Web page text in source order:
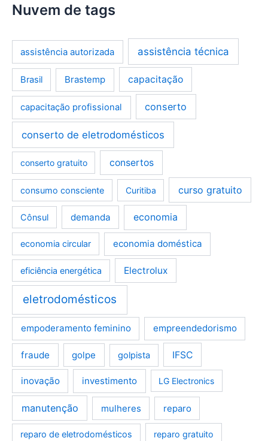
Nuvem de tags
assistência autorizada assistência técnica
Brasil Brastemp capacitação
capacitação profissional conserto
conserto de eletrodomésticos
conserto gratuito consertos
consumo consciente Curitiba curso gratuito
Cônsul demanda economia
economia circular economia doméstica
eficiência energética Electrolux
eletrodomésticos
empoderamento feminino empreendedorismo
fraude golpe golpista IFSC
inovação investimento LG Electronics
manutenção mulheres reparo
reparo de eletrodomésticos reparo gratuito